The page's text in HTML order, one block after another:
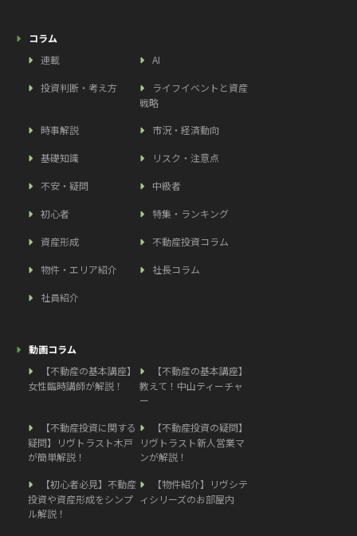
コラム
連載
AI
投資判断・考え方
ライフイベントと資産
戦略
時事解説
市況・経済動向
基礎知識 リスク・注意点
不安・疑問 中級者
初心者 特集・ランキング
資産形成 不動産投資コラム
物件・エリア紹介 社長コラム
社員紹介
動画コラム
【不動産の基本講座】
女性臨時講師が解説！
【不動産の基本講座】
教えて！中山ティーチャ
ー
【不動産投資に関する
疑問】リヴトラスト木戸
が簡単解説！
【不動産投資の疑問】
リヴトラスト新人営業マ
ンが解説！
【初心者必見】不動産
投資や資産形成をシンプ
ル解説！
【物件紹介】リヴシテ
ィシリーズのお部屋内